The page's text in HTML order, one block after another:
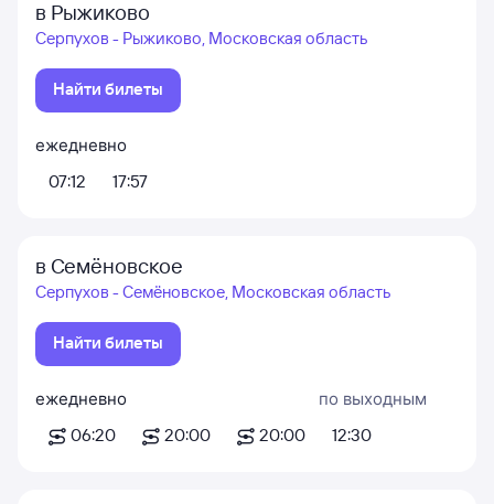
в Рыжиково
Серпухов - Рыжиково, Московская область
Найти билеты
ежедневно
07:12
17:57
в Семёновское
Серпухов - Семёновское, Московская область
Найти билеты
ежедневно
06:20
20:00 20:00
по выходным
12:30